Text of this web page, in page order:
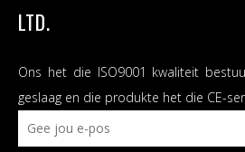
LTD.
Ons het die ISO9001 kwaliteit
geslaag en die produkte het die CE-